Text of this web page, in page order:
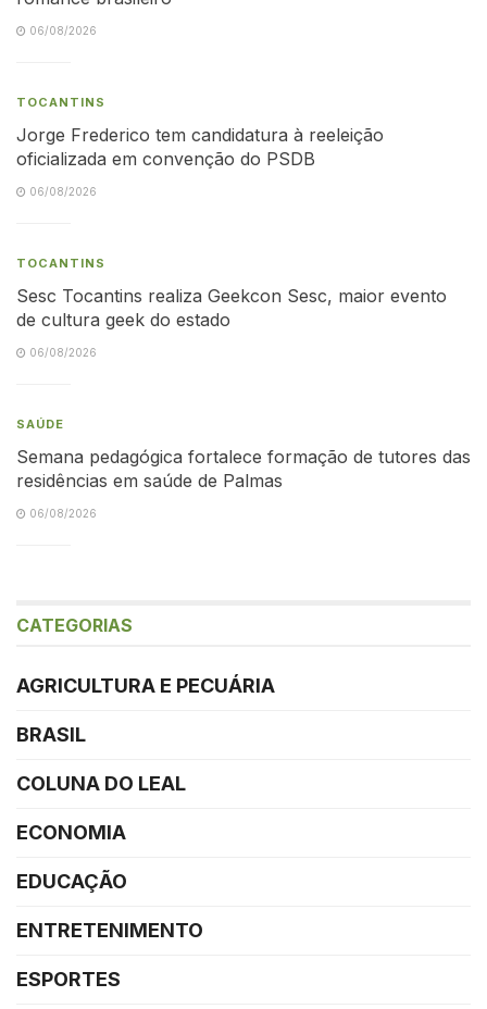
06/08/2026
TOCANTINS
Jorge Frederico tem candidatura à reeleição
oficializada em convenção do PSDB
06/08/2026
TOCANTINS
Sesc Tocantins realiza Geekcon Sesc, maior evento
de cultura geek do estado
06/08/2026
SAÚDE
Semana pedagógica fortalece formação de tutores das
residências em saúde de Palmas
06/08/2026
CATEGORIAS
AGRICULTURA E PECUÁRIA
BRASIL
COLUNA DO LEAL
ECONOMIA
EDUCAÇÃO
ENTRETENIMENTO
ESPORTES